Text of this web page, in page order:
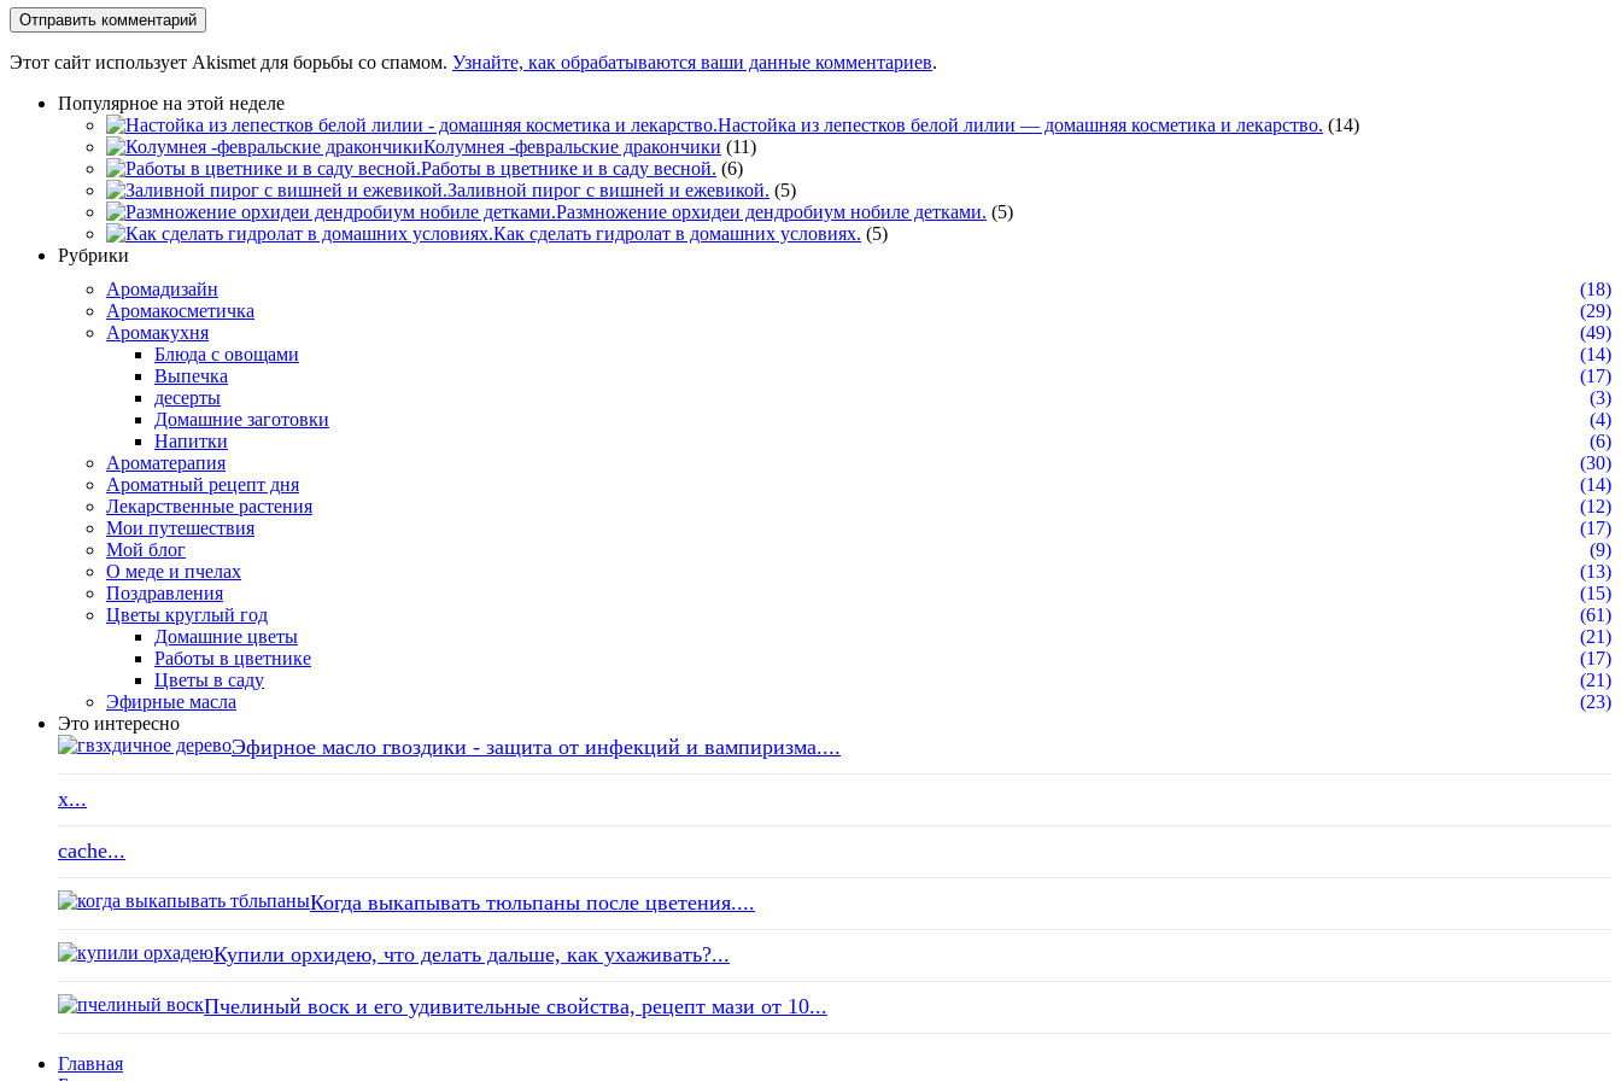
Этот сайт использует Akismet для борьбы со спамом. Узнайте, как обрабатываются ваши данные комментариев.
Популярное на этой неделе
Настойка из лепестков белой лилии — домашняя косметика и лекарство. (14)
Колумнея -февральские дракончики (11)
Работы в цветнике и в саду весной. (6)
Заливной пирог с вишней и ежевикой. (5)
Размножение орхидеи дендробиум нобиле детками. (5)
Как сделать гидролат в домашних условиях. (5)
Рубрики
Аромадизайн
(18)
Аромакосметичка
(29)
Аромакухня
(49)
Блюда с овощами
(14)
Выпечка
(17)
десерты
(3)
Домашние заготовки
(4)
Напитки
(6)
Ароматерапия
(30)
Ароматный рецепт дня
(14)
Лекарственные растения
(12)
Мои путешествия
(17)
Мой блог
(9)
О меде и пчелах
(13)
Поздравления
(15)
Цветы круглый год
(61)
Домашние цветы
(21)
Работы в цветнике
(17)
Цветы в саду
(21)
Эфирные масла
(23)
Это интересно
Эфирное масло гвоздики - защита от инфекций и вампиризма....
x...
cache...
Когда выкапывать тюльпаны после цветения....
Купили орхидею, что делать дальше, как ухаживать?...
Пчелиный воск и его удивительные свойства, рецепт мази от 10...
Главная